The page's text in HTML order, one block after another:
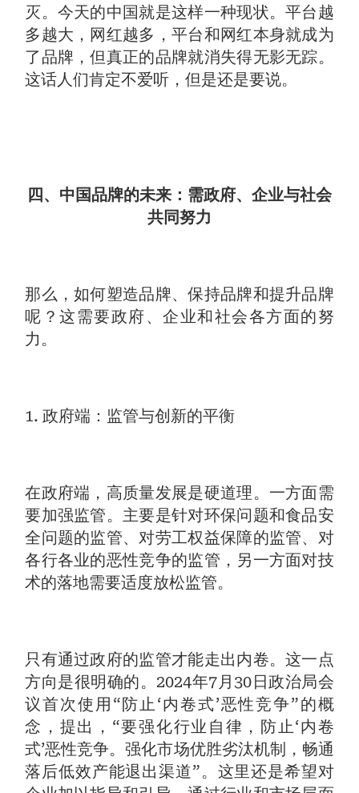
灭。今天的中国就是这样一种现状。平台越
多越大，网红越多，平台和网红本身就成为
了品牌，但真正的品牌就消失得无影无踪。
这话人们肯定不爱听，但是还是要说。
四、中国品牌的未来：需政府、企业与社会
共同努力
那么，如何塑造品牌、保持品牌和提升品牌
呢？这需要政府、企业和社会各方面的努
力。
1. 政府端：监管与创新的平衡
在政府端，高质量发展是硬道理。一方面需
要加强监管。主要是针对环保问题和食品安
全问题的监管、对劳工权益保障的监管、对
各行各业的恶性竞争的监管，另一方面对技
术的落地需要适度放松监管。
只有通过政府的监管才能走出内卷。这一点
方向是很明确的。2024年7月30日政治局会
议首次使用“防止‘内卷式’恶性竞争”的概
念，提出，“要强化行业自律，防止‘内卷
式’恶性竞争。强化市场优胜劣汰机制，畅通
落后低效产能退出渠道”。这里还是希望对